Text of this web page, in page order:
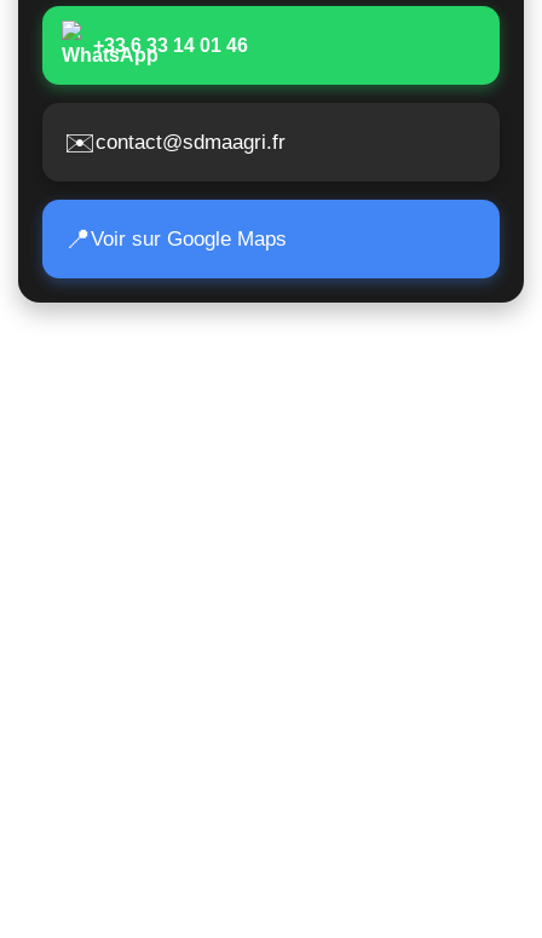
+33 6 33 14 01 46
✉️contact@sdmaagri.fr
📍Voir sur Google Maps